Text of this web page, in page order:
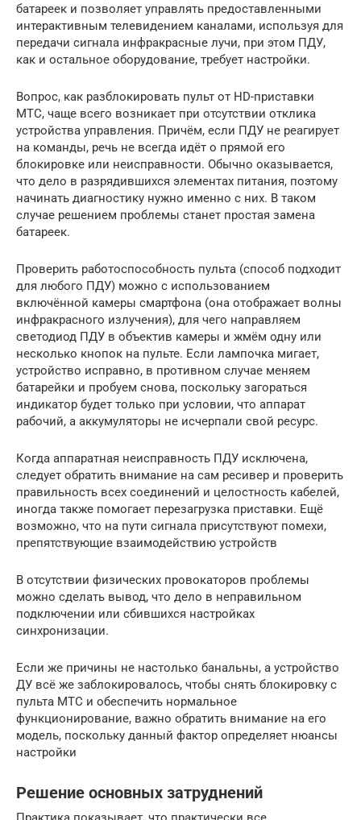
батареек и позволяет управлять предоставленными
интерактивным телевидением каналами, используя для
передачи сигнала инфракрасные лучи, при этом ПДУ,
как и остальное оборудование, требует настройки.
Вопрос, как разблокировать пульт от HD-приставки
МТС, чаще всего возникает при отсутствии отклика
устройства управления. Причём, если ПДУ не реагирует
на команды, речь не всегда идёт о прямой его
блокировке или неисправности. Обычно оказывается,
что дело в разрядившихся элементах питания, поэтому
начинать диагностику нужно именно с них. В таком
случае решением проблемы станет простая замена
батареек.
Проверить работоспособность пульта (способ подходит
для любого ПДУ) можно с использованием
включённой камеры смартфона (она отображает волны
инфракрасного излучения), для чего направляем
светодиод ПДУ в объектив камеры и жмём одну или
несколько кнопок на пульте. Если лампочка мигает,
устройство исправно, в противном случае меняем
батарейки и пробуем снова, поскольку загораться
индикатор будет только при условии, что аппарат
рабочий, а аккумуляторы не исчерпали свой ресурс.
Когда аппаратная неисправность ПДУ исключена,
следует обратить внимание на сам ресивер и проверить
правильность всех соединений и целостность кабелей,
иногда также помогает перезагрузка приставки. Ещё
возможно, что на пути сигнала присутствуют помехи,
препятствующие взаимодействию устройств
В отсутствии физических провокаторов проблемы
можно сделать вывод, что дело в неправильном
подключении или сбившихся настройках
синхронизации.
Если же причины не настолько банальны, а устройство
ДУ всё же заблокировалось, чтобы снять блокировку с
пульта МТС и обеспечить нормальное
функционирование, важно обратить внимание на его
модель, поскольку данный фактор определяет нюансы
настройки
Решение основных затруднений